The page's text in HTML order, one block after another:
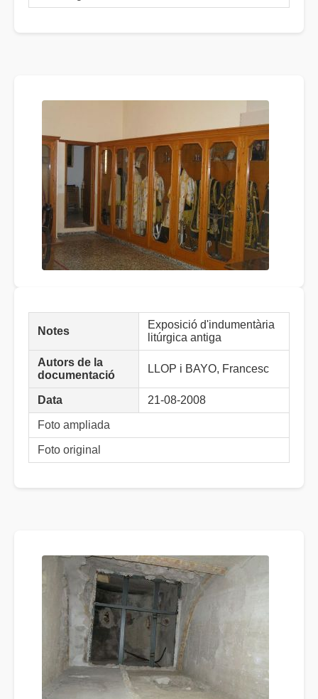
Notes
Exposició d'indumentària
litúrgica antiga
Autors de la
documentació
LLOP i BAYO, Francesc
Data 21-08-2008
Foto ampliada
Foto original